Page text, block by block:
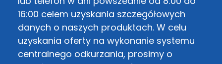
16:00 celem uzyskania szczegółowych
danych o naszych produktach. W celu
uzyskania oferty na wykonanie systemu
centralnego odkurzania, prosimy o